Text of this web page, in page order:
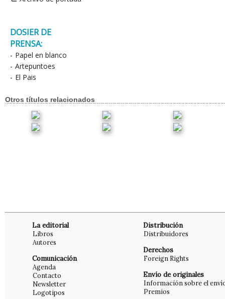
DOSIER DE
PRENSA:
- Papel en blanco
- Artepuntoes
- El Pais
Otros títulos relacionados
La editorial
Libros
Autores
Comunicación
Agenda
Contacto
Newsletter
Logotipos
Distribución
Distribuidores
Derechos
Foreign Rights
Envío de originales
Información sobre el
Premios